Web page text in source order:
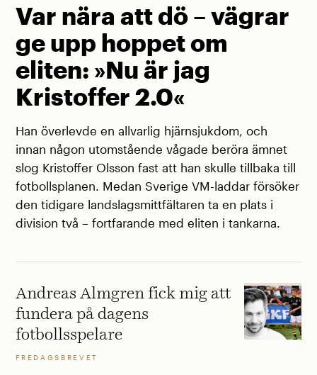
Var nära att dö – vägrar
ge upp hoppet om
eliten: »Nu är jag
Kristoffer 2.0«
Han överlevde en allvarlig hjärnsjukdom, och
innan någon utomstående vågade beröra ämnet
slog Kristoffer Olsson fast att han skulle tillbaka till
fotbollsplanen. Medan Sverige VM-laddar försöker
den tidigare landslagsmittfältaren ta en plats i
division två – fortfarande med eliten i tankarna.
Andreas Almgren fick mig att
fundera på dagens
fotbollsspelare
FREDAGSBREVET